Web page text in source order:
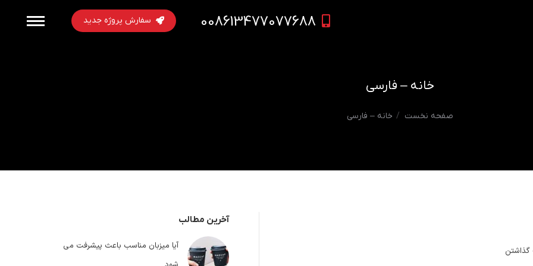
008613477077688 سفارش پروژه جدید
خانه – فارسی
مکان شما:
صفحه نخست خانه – فارسی
گذاشتن
آخرین مطالب
آیا میزبان مناسب باعث پیشرفت می